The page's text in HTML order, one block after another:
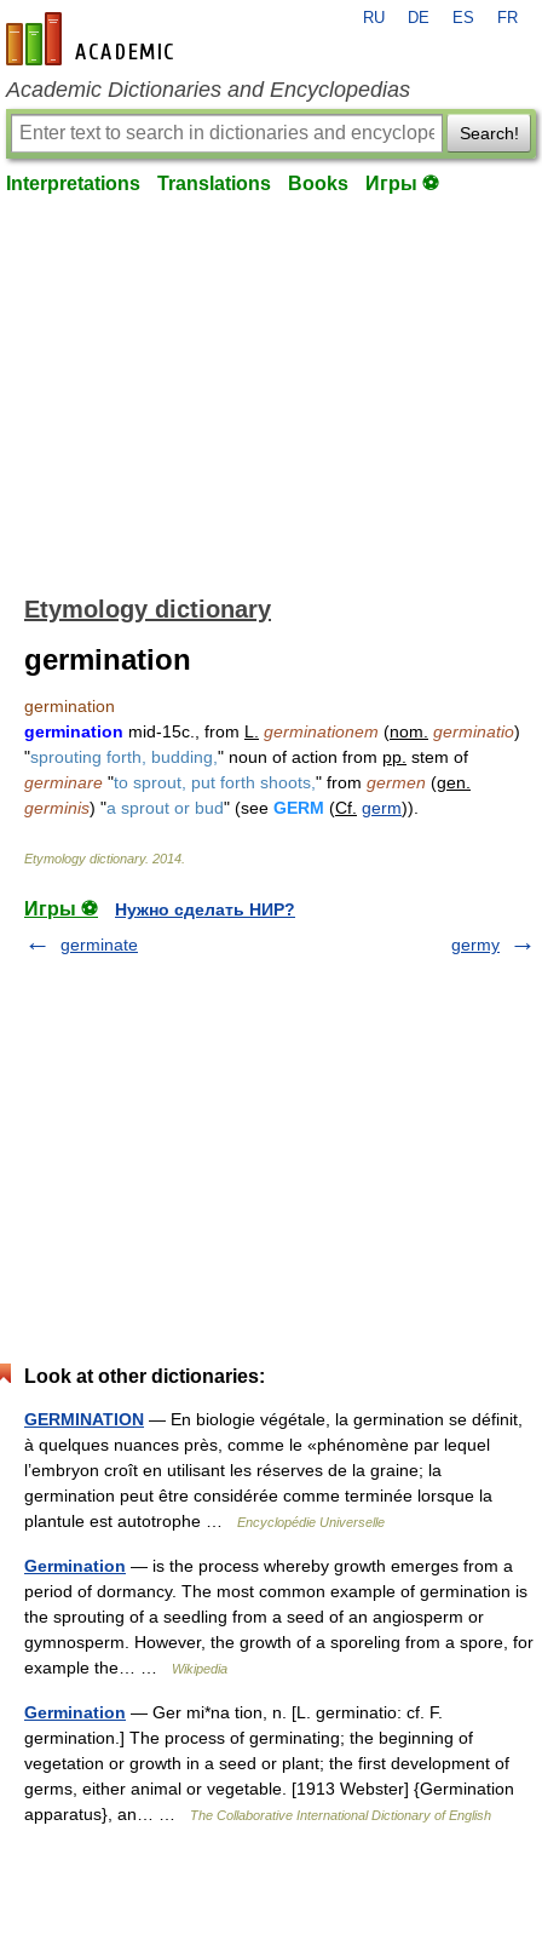
en-academic.com
RU DE ES FR
Academic Dictionaries and Encyclopedias
Search!
Interpretations Translations Books Игры ⚽
Etymology dictionary
germination
germination
germination mid-15c., from L. germinationem (nom. germinatio)
"sprouting forth, budding, " noun of action from pp. stem of
germinare "to sprout, put forth shoots, " from germen (gen.
germinis) "a sprout or bud" (see GERM (Cf. germ)).
Etymology dictionary. 2014
Игры ⚽
Нужно сделать НИР?
germinate
germy
Look at other dictionaries:
GERMINATION — En biologie végétale, la germination se définit,
à quelques nuances près, comme le «phénomène par lequel
l’embryon croît en utilisant les réserves de la graine; la
germination peut être considérée comme terminée lorsque la
plantule est autotrophe …
Encyclopédie Universelle
Germination — is the process whereby growth emerges from a
period of dormancy. The most common example of germination is
the sprouting of a seedling from a seed of an angiosperm or
gymnosperm. However, the growth of a sporeling from a spore, for
example the… …
Wikipedia
Germination — Ger mi*na tion, n. [L. germinatio: cf. F.
germination.] The process of germinating; the beginning of
vegetation or growth in a seed or plant; the first development of
germs, either animal or vegetable. [1913 Webster] {Germination
apparatus}, an… …
The Collaborative International Dictionary of English